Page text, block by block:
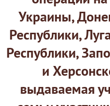
Украины,
Республики,
Республики,
и
выдаваемая